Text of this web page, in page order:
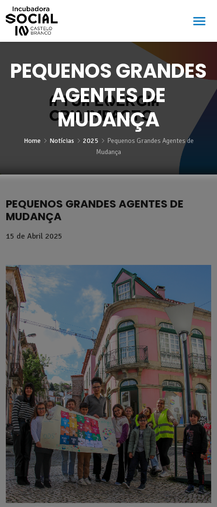
PEQUENOS GRANDES
AGENTES DE
MUDANÇA
Home Notícias 2025
Pequenos Grandes Agentes de
Mudança
PEQUENOS GRANDES AGENTES DE
MUDANÇA
15 de Abril 2025